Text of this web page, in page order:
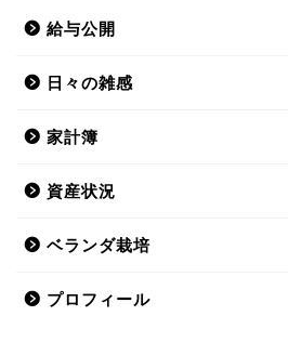
給与公開
日々の雑感
家計簿
資産状況
ベランダ栽培
プロフィール